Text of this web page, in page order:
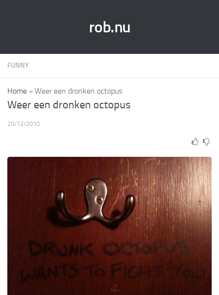
rob.nu
FUNNY
Home » Weer een dronken octopus
Weer een dronken octopus
20/12/2010